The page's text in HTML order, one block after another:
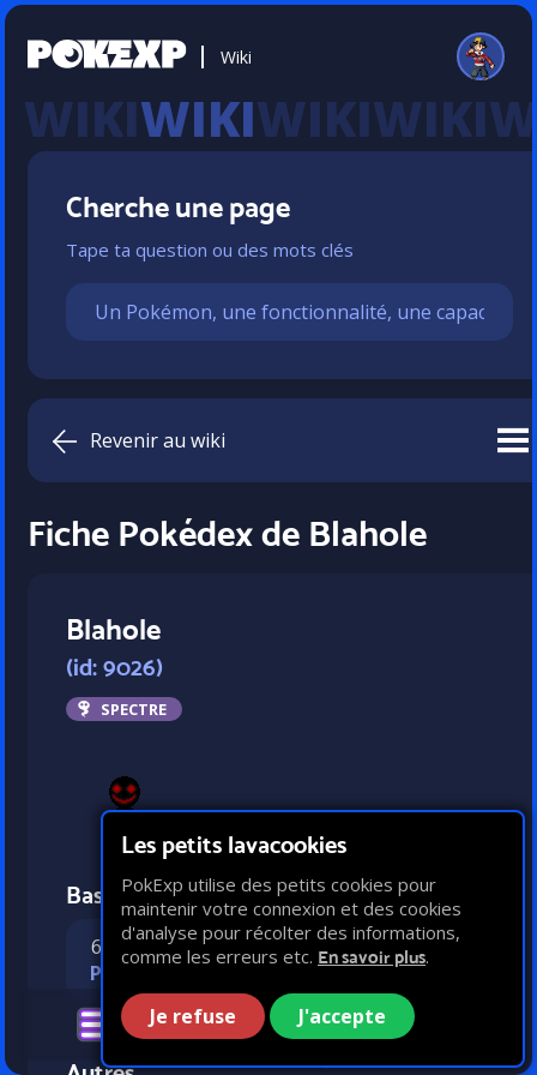
Wiki
WIKI
Cherche une page
Tape ta question ou des mots clés
Revenir au wiki
Fiche Pokédex de Blahole
Blahole
(id: 9026)
SPECTRE
Bases statistiques
60
PV
100
40
Défense
100
Vitesse
Les petits lavacookies
PokExp utilise des petits cookies pour
maintenir votre connexion et des cookies
d'analyse pour récolter des informations,
comme les erreurs etc. En savoir plus.
Je refuse J'accepte